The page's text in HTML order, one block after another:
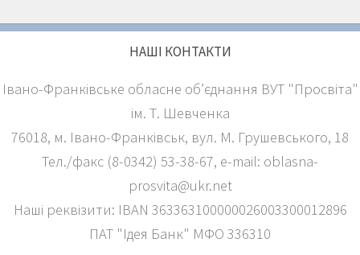
НАШІ КОНТАКТИ
Івано-Франківське обласне об’єднання ВУТ "Просвіта"
ім. Т. Шевченка
76018, м. Івано-Франківськ, вул. М. Грушевського, 18
Тел./факс (8-0342) 53-38-67, е-mail: oblasna-
prosvita@ukr.net
Наші реквізити: IBAN 363363100000026003300012896
ПАТ "Ідея Банк" МФО 336310